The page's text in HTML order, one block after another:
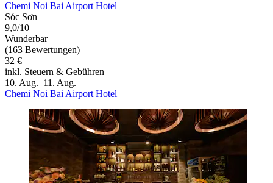
Chemi Noi Bai Airport Hotel
Sóc Sơn
9,0/10
Wunderbar
(163 Bewertungen)
32 €
inkl. Steuern & Gebühren
10. Aug.–11. Aug.
Chemi Noi Bai Airport Hotel